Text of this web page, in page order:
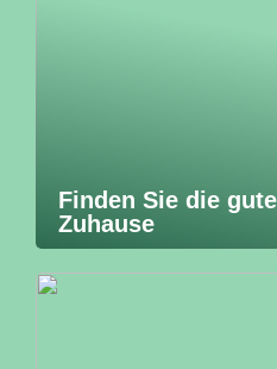
Finden Sie die
Zuhause